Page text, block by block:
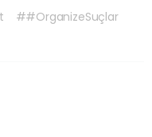
##OrganizeSuçlar